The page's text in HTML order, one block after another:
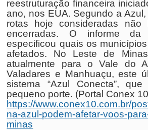
reestruturação financeira
ano, nos EUA. Segundo a
rotas hoje consideradas não
encerradas. O informe da
especificou quais os
afetados. No Leste de
atualmente para o Vale do
Valadares e Manhuaçu, este
sistema “Azul Conecta”,
pequeno porte. (Portal Conex
https://www.conex10.com.br/
na-azul-podem-afetar-voos-
minas